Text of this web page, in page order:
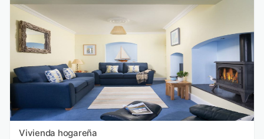
Vivienda hogareña